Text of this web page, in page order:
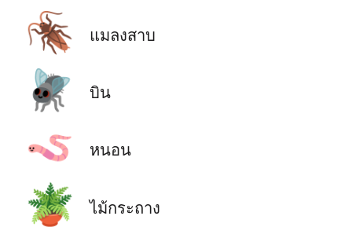
🪳 แมลงสาบ
🪰 บิน
🪱 หนอน
🪴 ไม้กระถาง